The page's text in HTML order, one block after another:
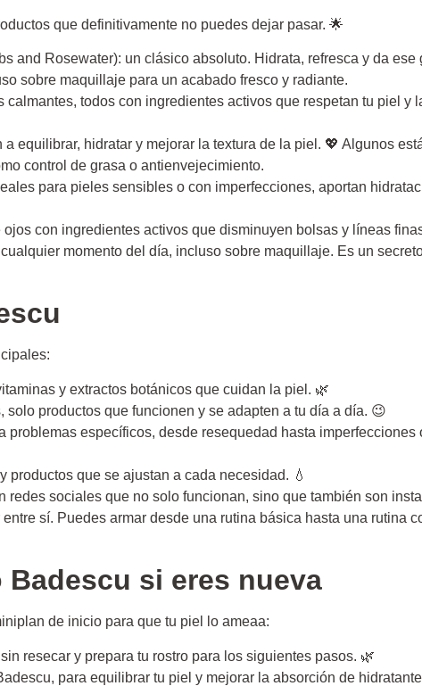
que definitivamente no puedes dejar pasar. 🌟
and Rosewater): un clásico absoluto. Hidrata, refresca y da ese
sobre maquillaje para un acabado fresco y radiante.
todos con ingredientes activos que respetan tu piel y
equilibrar, hidratar y mejorar la textura de la piel. 💖 Algunos
control de grasa o antienvejecimiento.
para pieles sensibles o con imperfecciones, aportan
ojos con ingredientes activos que disminuyen bolsas y líneas
momento del día, incluso sobre maquillaje. Es un
y extractos botánicos que cuidan la piel. 🌿
solo productos que funcionen y se adapten a tu día a día. 😉
problemas específicos, desde resequedad hasta imperfecciones
productos que se ajustan a cada necesidad. 💧
redes sociales que no solo funcionan, sino que también son
sí. Puedes armar desde una rutina básica hasta una rutina
Badescu si eres nueva
de inicio para que tu piel lo ameaa:
resecar y prepara tu rostro para los siguientes pasos. 🌿
para equilibrar tu piel y mejorar la absorción de